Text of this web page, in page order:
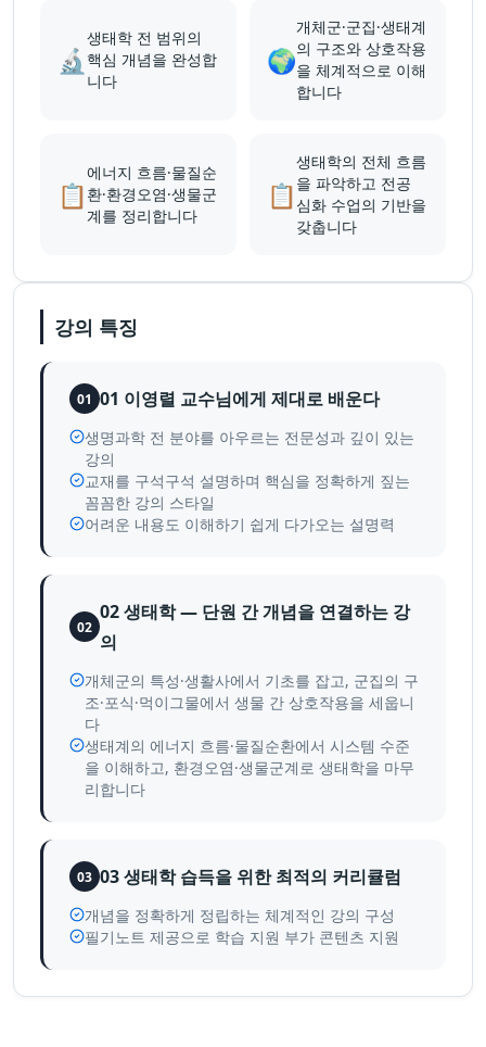
🔬
생태학 전 범위의
핵심 개념을 완성합
니다
🌍
개체군·군집·생태계
의 구조와 상호작용
을 체계적으로 이해
합니다
📋
에너지 흐름·물질순
환·환경오염·생물군
계를 정리합니다
📋
생태학의 전체 흐름
을 파악하고 전공
심화 수업의 기반을
갖춥니다
강의 특징
01 01 이영렬 교수님에게 제대로 배운다
생명과학 전 분야를 아우르는 전문성과 깊이 있는
강의
교재를 구석구석 설명하며 핵심을 정확하게 짚는
꼼꼼한 강의 스타일
어려운 내용도 이해하기 쉽게 다가오는 설명력
02
02 생태학 — 단원 간 개념을 연결하는 강
의
개체군의 특성·생활사에서 기초를 잡고, 군집의 구
조·포식·먹이그물에서 생물 간 상호작용을 세웁니
다
생태계의 에너지 흐름·물질순환에서 시스템 수준
을 이해하고, 환경오염·생물군계로 생태학을 마무
리합니다
03 03 생태학 습득을 위한 최적의 커리큘럼
개념을 정확하게 정립하는 체계적인 강의 구성
필기노트 제공으로 학습 지원 부가 콘텐츠 지원